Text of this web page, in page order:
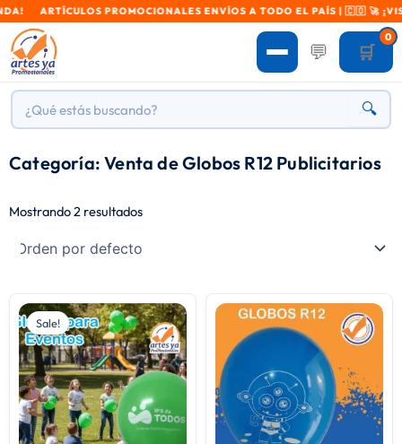
PROMOCIONALES ENVÍOS A TODO EL PAÍS | 🇨🇴 🚀
💬 🛒
0
🔍
Categoría: Venta de Globos R12 Publicitarios
Mostrando 2 resultados
Sale!